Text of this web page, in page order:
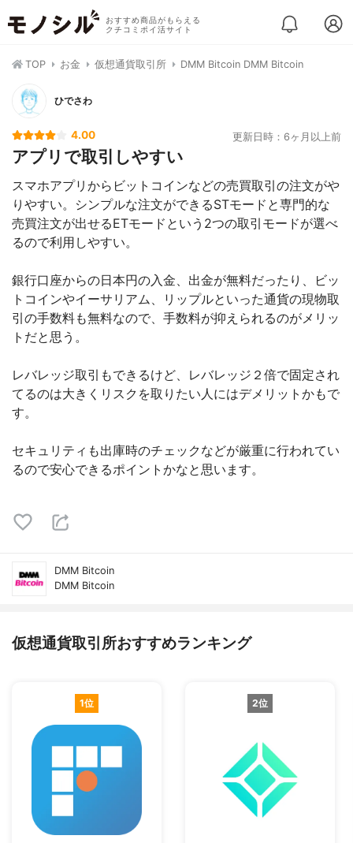
おすすめ商品がもらえる
クチコミポイ活サイト
TOP お金 仮想通貨取引所 DMM Bitcoin DMM Bitcoin
ひでさわ
4.00 更新日時：6ヶ月以上前
アプリで取引しやすい
スマホアプリからビットコインなどの売買取引の注文がや
りやすい。シンプルな注文ができるSTモードと専門的な
売買注文が出せるETモードという2つの取引モードが選べ
るので利用しやすい。
銀行口座からの日本円の入金、出金が無料だったり、ビッ
トコインやイーサリアム、リップルといった通貨の現物取
引の手数料も無料なので、手数料が抑えられるのがメリッ
トだと思う。
レバレッジ取引もできるけど、レバレッジ２倍で固定され
てるのは大きくリスクを取りたい人にはデメリットかもで
す。
セキュリティも出庫時のチェックなどが厳重に行われてい
るので安心できるポイントかなと思います。
DMM Bitcoin
DMM Bitcoin
仮想通貨取引所おすすめランキング
1位 2位